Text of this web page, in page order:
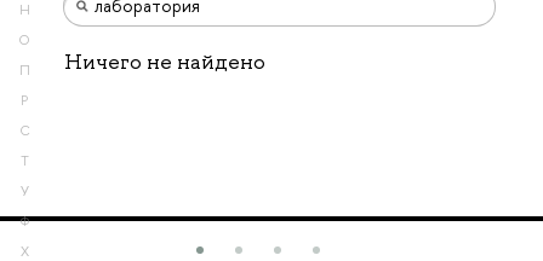
Н
О
П
Р
С
Т
У
Ф
Х
Ничего не найдено